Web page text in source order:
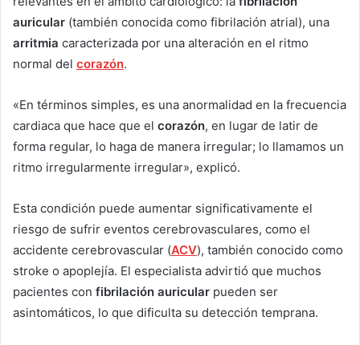
auricular (también conocida como fibrilación atrial), una
arritmia caracterizada por una alteración en el ritmo
normal del corazón.
«En términos simples, es una anormalidad en la frecuencia
cardiaca que hace que el corazón, en lugar de latir de
forma regular, lo haga de manera irregular; lo llamamos un
ritmo irregularmente irregular», explicó.
Esta condición puede aumentar significativamente el
riesgo de sufrir eventos cerebrovasculares, como el
accidente cerebrovascular (ACV), también conocido como
stroke o apoplejía. El especialista advirtió que muchos
pacientes con fibrilación auricular pueden ser
asintomáticos, lo que dificulta su detección temprana.